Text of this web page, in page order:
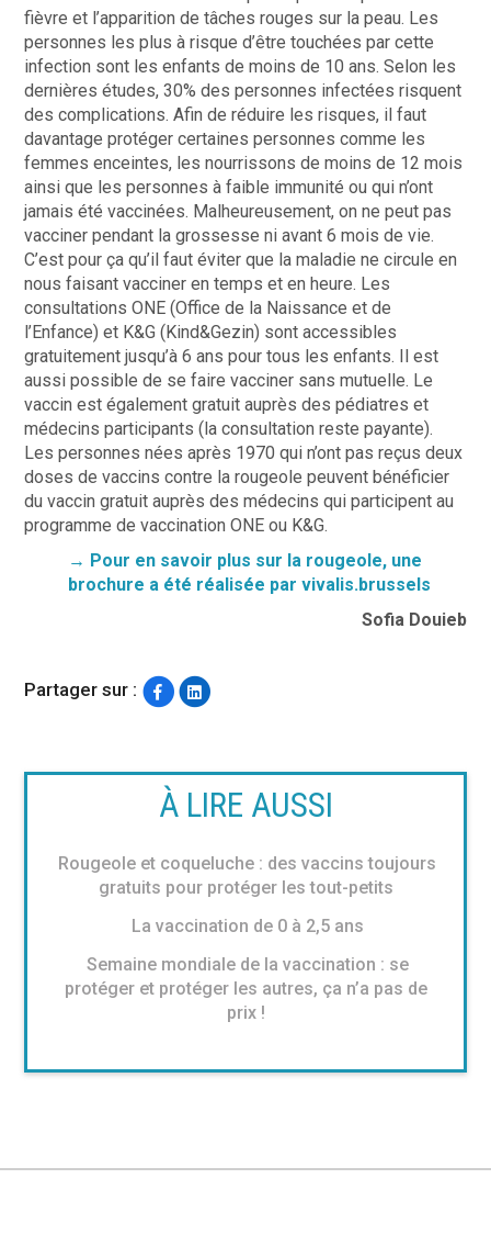
fièvre et l’apparition de tâches rouges sur la peau. Les
personnes les plus à risque d’être touchées par cette
infection sont les enfants de moins de 10 ans. Selon les
dernières études, 30% des personnes infectées risquent
des complications. Afin de réduire les risques, il faut
davantage protéger certaines personnes comme les
femmes enceintes, les nourrissons de moins de 12 mois
ainsi que les personnes à faible immunité ou qui n’ont
jamais été vaccinées. Malheureusement, on ne peut pas
vacciner pendant la grossesse ni avant 6 mois de vie.
C’est pour ça qu’il faut éviter que la maladie ne circule en
nous faisant vacciner en temps et en heure. Les
consultations ONE (Office de la Naissance et de
l’Enfance) et K&G (Kind&Gezin) sont accessibles
gratuitement jusqu’à 6 ans pour tous les enfants. Il est
aussi possible de se faire vacciner sans mutuelle. Le
vaccin est également gratuit auprès des pédiatres et
médecins participants (la consultation reste payante).
Les personnes nées après 1970 qui n’ont pas reçus deux
doses de vaccins contre la rougeole peuvent bénéficier
du vaccin gratuit auprès des médecins qui participent au
programme de vaccination ONE ou K&G.
→ Pour en savoir plus sur la rougeole, une
brochure a été réalisée par vivalis.brussels
Sofia Douieb
Partager sur :
À LIRE AUSSI
Rougeole et coqueluche : des vaccins toujours
gratuits pour protéger les tout-petits
La vaccination de 0 à 2,5 ans
Semaine mondiale de la vaccination : se
protéger et protéger les autres, ça n’a pas de
prix !